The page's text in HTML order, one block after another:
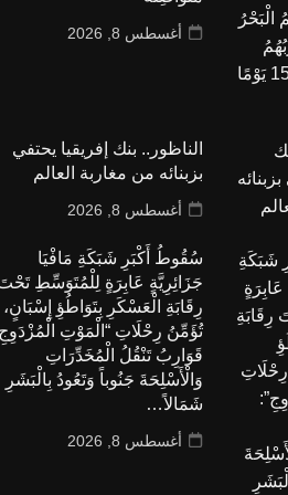
أغسطس 8, 2026
الناظور.. بنك إفريقيا يحتفي
بزبنائه من مغاربة العالم
أغسطس 8, 2026
سُقُوطُ أَكْبَرِ شَبَكَةِ مَافْيَا
جَزَائِرِيَّةٍ عَابِرَةٍ لِلْمُتَوَسِّطِ
رِقَابَةِ الْعَسْكَرِ بِتَوَاطُؤِ إِسْبَانٍ،
تُؤَمِّنُ رِحْلَاتِ “الْمَوْتِ
قَوَارِبُ تَنْقُلُ الْمُخَدِّرَاتِ
وَالْأَسْلِحَةَ جَنُوباً وَتَعُودُ بِالْبَشَرِ
شَمَالاً…
أغسطس 8, 2026